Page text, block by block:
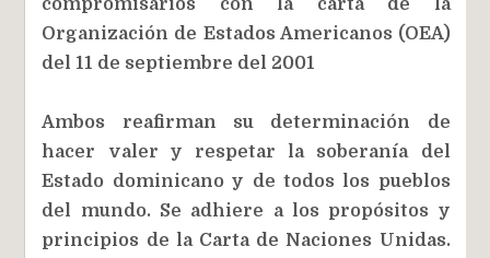
compromisarios con la carta de la
Organización de Estados Americanos (OEA)
del 11 de septiembre del 2001
Ambos reafirman su determinación de
hacer valer y respetar la soberanía del
Estado dominicano y de todos los pueblos
del mundo. Se adhiere a los propósitos y
principios de la Carta de Naciones Unidas.